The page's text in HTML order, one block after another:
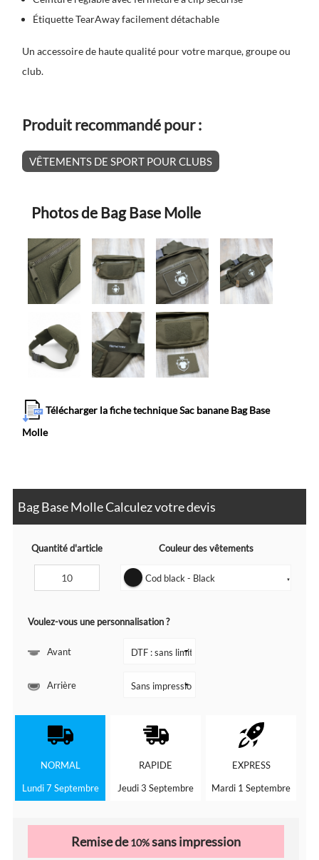
Étiquette TearAway facilement détachable
Un accessoire de haute qualité pour votre marque, groupe ou
club.
Produit recommandé pour :
VÊTEMENTS DE SPORT POUR CLUBS
Photos de Bag Base Molle
Télécharger la fiche technique Sac banane Bag Base
Molle
Bag Base Molle Calculez votre devis
Quantité d'article Couleur des vêtements
Cod black - Black ▼
Voulez-vous une personnalisation ?
Avant
Arrière
NORMAL
Lundi 7 Septembre
RAPIDE
Jeudi 3 Septembre
EXPRESS
Mardi 1 Septembre
Remise de10%sans impression